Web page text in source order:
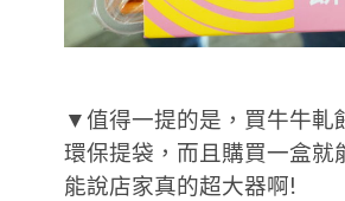
▼值得一提的是，買牛牛軋
環保提袋，而且購買一盒就
能說店家真的超大器啊!